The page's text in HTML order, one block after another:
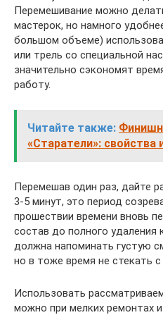
Перемешивание можно
мастерок, но намного
большом объеме)
или трель со специальной
значительно сэкономят
работу.
Читайте также:
«Старатели»: свойства
Перемешав один раз, дайте
3-5 минут, это период
прошествии времени вновь
состав до полного удаления
должна напоминать густую
но в тоже время не стекать с
Использовать
можно при мелких ремонтах